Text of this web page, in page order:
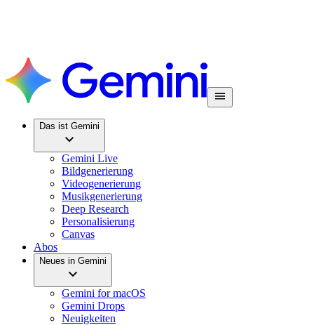
Das ist Gemini
Gemini Live
Bildgenerierung
Videogenerierung
Musikgenerierung
Deep Research
Personalisierung
Canvas
Abos
Neues in Gemini
Gemini for macOS
Gemini Drops
Neuigkeiten